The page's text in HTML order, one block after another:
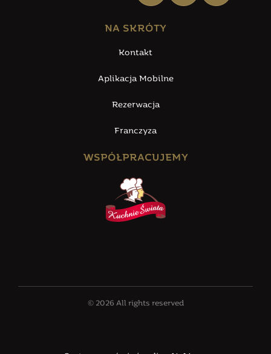
NA SKRÓTY
Kontakt
Aplikacja Mobilne
Rezerwacja
Franczyza
WSPÓŁPRACUJEMY
© 2026 All rights reserved